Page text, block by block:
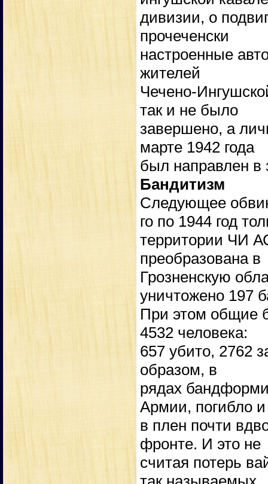
дивизии, о
прочеченски
настроенные
жителей
Чечено-
так и не было
завершено, а
марте 1942 года
был направлен в
Бандитизм
Следующее
го по 1944 год
территории ЧИ
преобразована в
Грозненскую
уничтожено 197
При этом общие
4532 человека:
657 убито, 2762
образом, в
рядах
Армии, погибло
в плен почти
фронте. И это не
считая потерь